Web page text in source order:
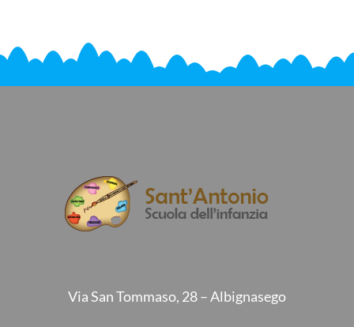
Via San Tommaso, 28 – Albignasego